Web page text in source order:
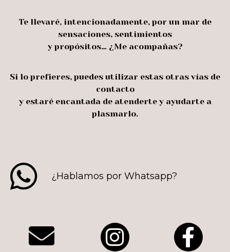
Te llevaré, intencionadamente, por un mar de
sensaciones, sentimientos
y propósitos… ¿Me acompañas?
Si lo prefieres, puedes utilizar estas otras vías de
contacto
y estaré encantada de atenderte y ayudarte a
plasmarlo.
¿Hablamos por Whatsapp?